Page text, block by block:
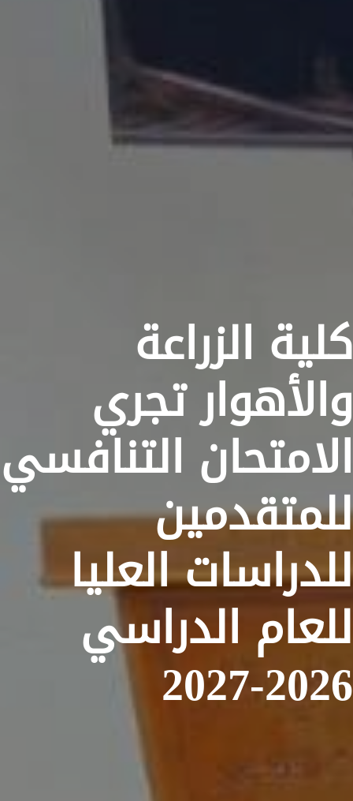
كلية الزراعة
والأهوار تجري
الامتحان التنافسي
للمتقدمين
للدراسات العليا
للعام الدراسي
2026-2027